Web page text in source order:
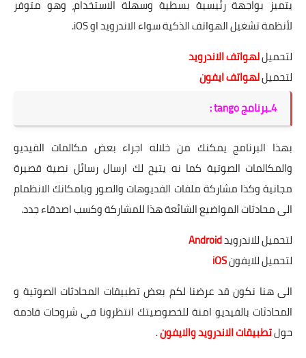
يتميز بواجهة رئيسية بسطية وسهلة الاستخدام، وهو متوفر
لأنظمة تشغيل الهواتف الذكية سواء الاندرويد اوiOS
.
لتحميللهواتف الاندرويد
لتحميللهواتف ايفون
4ـبرنامج tango :
بهذا البرنامج يمكنك من خلاله اجراء بعض مكالمات الفيديو
والمكالمات الصوتية كما نه يتيح لك ارسال رسائل نصية قصيرة
مجانية وكذا مشاركة ملفات الفديوهات والصور وبامكانك الانظمام
الى محادثات المواضيع الشائعة هذا للمشاركة وكسب اصدقاء جدد.
لتحميل للاندرويدAndroid
لتحميل للايفونiOS
الى هنا نكون قد عرضنا لكم بعض تطبيقات المحادثات الصوتية و
المحادثات بالفيديو امنة للخصوصيتك انتظرونا في شروحات قادمة
حولتطبيقات الاندرويد والايفون.